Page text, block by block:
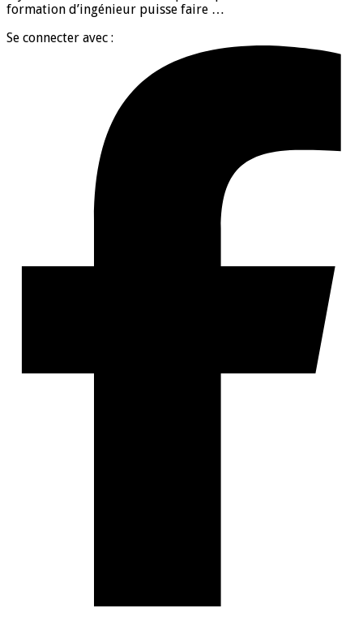
formation d’ingénieur puisse faire …
Se connecter avec :